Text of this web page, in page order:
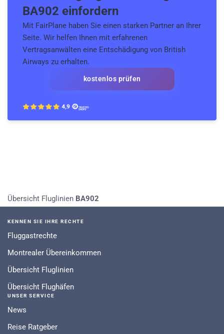
BA902 einfordern
Mit FairPlane haben Sie einen starken Partner an Ihrer
Seite. Wir helfen Ihnen mit erfahrenen
Vertragsanwälten eine Entschädigung von British
Airways zu erhalten.
kostenlos prüfen
Übersicht Fluglinien BA902
KENNEN SIE IHRE RECHTE
Fluggastrechte
Montrealer Übereinkommen
Übersicht Fluglinien
Übersicht Flughäfen
UNSER SERVICE
News
Reise Ratgeber